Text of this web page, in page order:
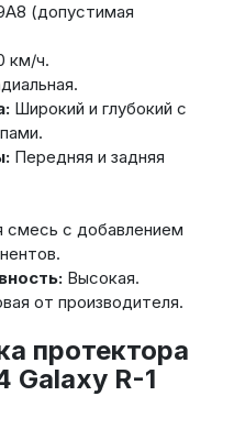
(допустимая
км/ч.
Широкий и глубокий с
Передняя и задняя
смесь с добавлением
Высокая.
от производителя.
протектора
R-1